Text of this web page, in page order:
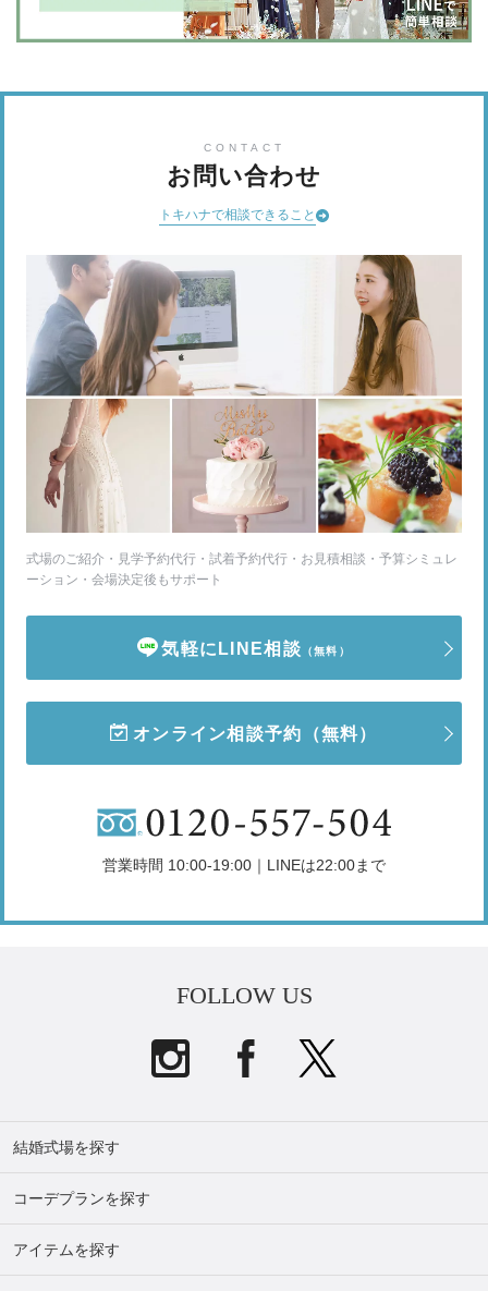
CONTACT
お問い合わせ
トキハナで相談できること
式場のご紹介・見学予約代行・試着予約代行・お見積相談・予算シミュレ
ーション・会場決定後もサポート
気軽にLINE相談 （無料）
オンライン相談予約 （無料）
営業時間 10:00-19:00｜LINEは22:00まで
FOLLOW US
結婚式場を探す
コーデプランを探す
アイテムを探す